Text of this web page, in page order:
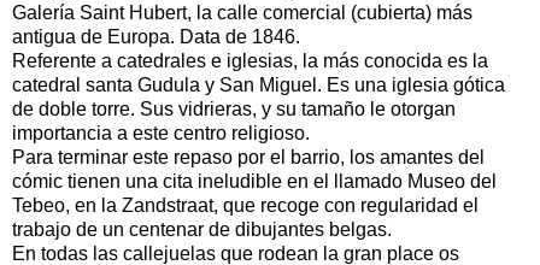
Galería Saint Hubert, la calle comercial (cubierta) más
antigua de Europa. Data de 1846.
Referente a catedrales e iglesias, la más conocida es la
catedral santa Gudula y San Miguel. Es una iglesia gótica
de doble torre. Sus vidrieras, y su tamaño le otorgan
importancia a este centro religioso.
Para terminar este repaso por el barrio, los amantes del
cómic tienen una cita ineludible en el llamado Museo del
Tebeo, en la Zandstraat, que recoge con regularidad el
trabajo de un centenar de dibujantes belgas.
En todas las callejuelas que rodean la gran place os